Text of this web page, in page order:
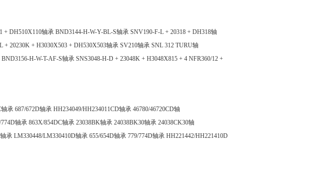
+ DH510X110轴承 BND3144-H-W-Y-BL-S轴承 SNV190-F-L + 20318 + DH318轴
+ 20230K + H3030X503 + DH530X503轴承 SV210轴承 SNL 312 TURU轴
BND3156-H-W-T-AF-S轴承 SNS3048-H-D + 23048K + H3048X815 + 4 NFR360/12 +
轴承 687/672D轴承 HH234049/HH234011CD轴承 46780/46720CD轴
774D轴承 863X/854DC轴承 23038BK轴承 24038BK30轴承 24038CK30轴
承 LM330448/LM330410D轴承 655/654D轴承 779/774D轴承 HH221442/HH221410D